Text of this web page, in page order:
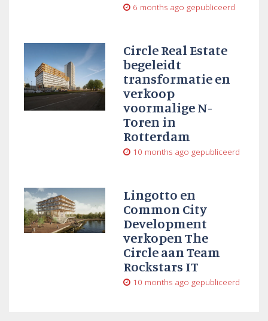
6 months ago gepubliceerd
Circle Real Estate
begeleidt
transformatie en
verkoop
voormalige N-
Toren in
Rotterdam
10 months ago gepubliceerd
Lingotto en
Common City
Development
verkopen The
Circle aan Team
Rockstars IT
10 months ago gepubliceerd